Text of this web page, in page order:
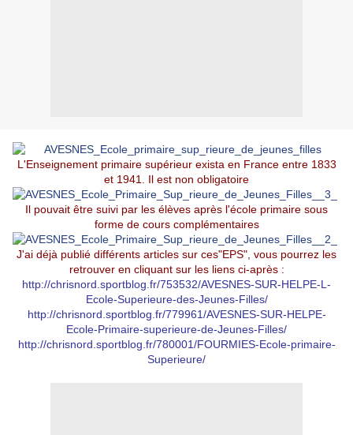
L'Enseignement primaire supérieur exista en France entre 1833
et 1941. Il est non obligatoire
Il pouvait être suivi par les élèves après l'école primaire sous
forme de cours complémentaires
J'ai déjà publié différents articles sur ces"EPS", vous pourrez les
retrouver en cliquant sur les liens ci-après :
http://chrisnord.sportblog.fr/753532/AVESNES-SUR-HELPE-L-
Ecole-Superieure-des-Jeunes-Filles/
http://chrisnord.sportblog.fr/779961/AVESNES-SUR-HELPE-
Ecole-Primaire-superieure-de-Jeunes-Filles/
http://chrisnord.sportblog.fr/780001/FOURMIES-Ecole-primaire-
Superieure/